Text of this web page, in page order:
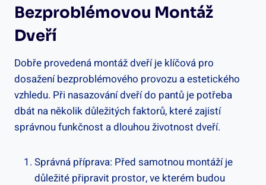
Bezproblémovou Montáž
Dveří
Dobře provedená montáž dveří je klíčová pro
dosažení bezproblémového provozu a estetického
vzhledu. Při nasazování dveří do pantů je potřeba
dbát na několik důležitých faktorů, které zajistí
správnou funkčnost a dlouhou životnost dveří.
Správná příprava: Před samotnou montáží je
důležité připravit prostor, ve kterém budou